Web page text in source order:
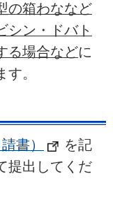
の箱わななど
シン・ドバト
る場合などに
。
書）
を記
提出してくだ